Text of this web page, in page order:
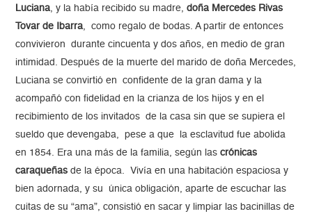
Luciana, y la había recibido su madre,doña Mercedes Rivas
Tovar de Ibarra, como regalo de bodas. A partir de entonces
convivieron durante cincuenta y dos años, en medio de gran
intimidad. Después de la muerte del marido de doña Mercedes,
Luciana se convirtió en confidente de la gran dama y la
acompañó con fidelidad en la crianza de los hijos y en el
recibimiento de los invitados de la casa sin que se supiera el
sueldo que devengaba, pese a que la esclavitud fue abolida
en 1854. Era una más de la familia, según lascrónicas
caraqueñas de la época. Vivía en una habitación espaciosa y
bien adornada, y su única obligación, aparte de escuchar las
cuitas de su “ama”, consistió en sacar y limpiar las bacinillas de